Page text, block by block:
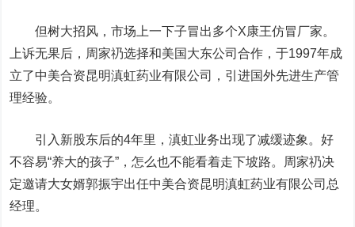
但树大招风，市场上一下子冒出多个X康王仿冒厂家。
上诉无果后，周家礽选择和美国大东公司合作，于1997年成
立了中美合资昆明滇虹药业有限公司，引进国外先进生产管
理经验。
引入新股东后的4年里，滇虹业务出现了减缓迹象。好
不容易“养大的孩子”，怎么也不能看着走下坡路。周家礽决
定邀请大女婿郭振宇出任中美合资昆明滇虹药业有限公司总
经理。